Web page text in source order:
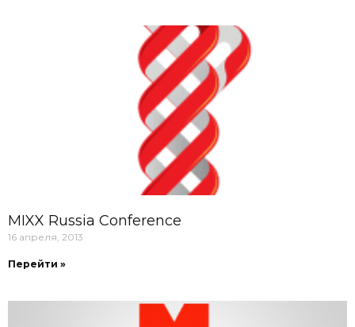
MIXX Russia Conference
16 апреля, 2013
Перейти »